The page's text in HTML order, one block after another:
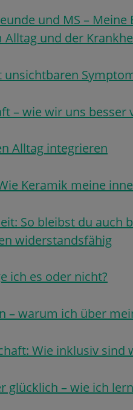
und MS – Meine
Alltag und der
unsichtbaren
– wie wir uns besser
Alltag integrieren
Keramik meine
So bleibst du auch
widerstandsfähig
ich es oder nicht?
– warum ich über
Wie inklusiv sind
glücklich – wie ich